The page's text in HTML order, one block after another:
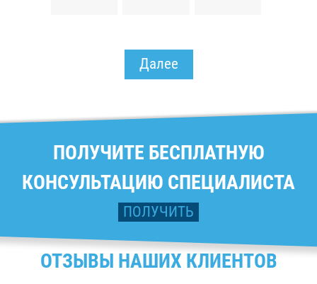
Далее
ПОЛУЧИТЕ БЕСПЛАТНУЮ
КОНСУЛЬТАЦИЮ СПЕЦИАЛИСТА
ПОЛУЧИТЬ
ОТЗЫВЫ НАШИХ КЛИЕНТОВ